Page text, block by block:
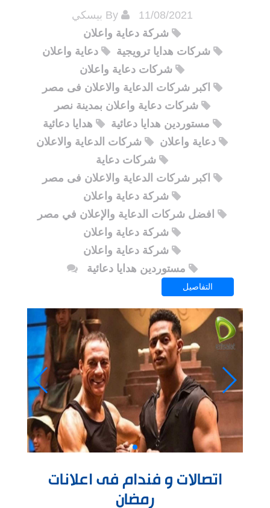
11/08/2021
By
بيسكي
شركة دعاية واعلان
شركات هدايا ترويجية
دعاية واعلان
شركات دعاية واعلان
اكبر شركات الدعاية والاعلان فى مصر
شركات دعاية واعلان بمدينة نصر
مستوردين هدايا دعائية
هدايا دعائية
دعاية واعلان
شركات الدعاية والاعلان
شركات دعاية
اكبر شركات الدعاية والاعلان فى مصر
شركة دعاية واعلان
افضل شركات الدعاية والإعلان في مصر
شركة دعاية واعلان
شركة دعاية واعلان
مستوردين هدايا دعائية
التفاصيل
اتصالات و فندام فى اعلانات
رمضان